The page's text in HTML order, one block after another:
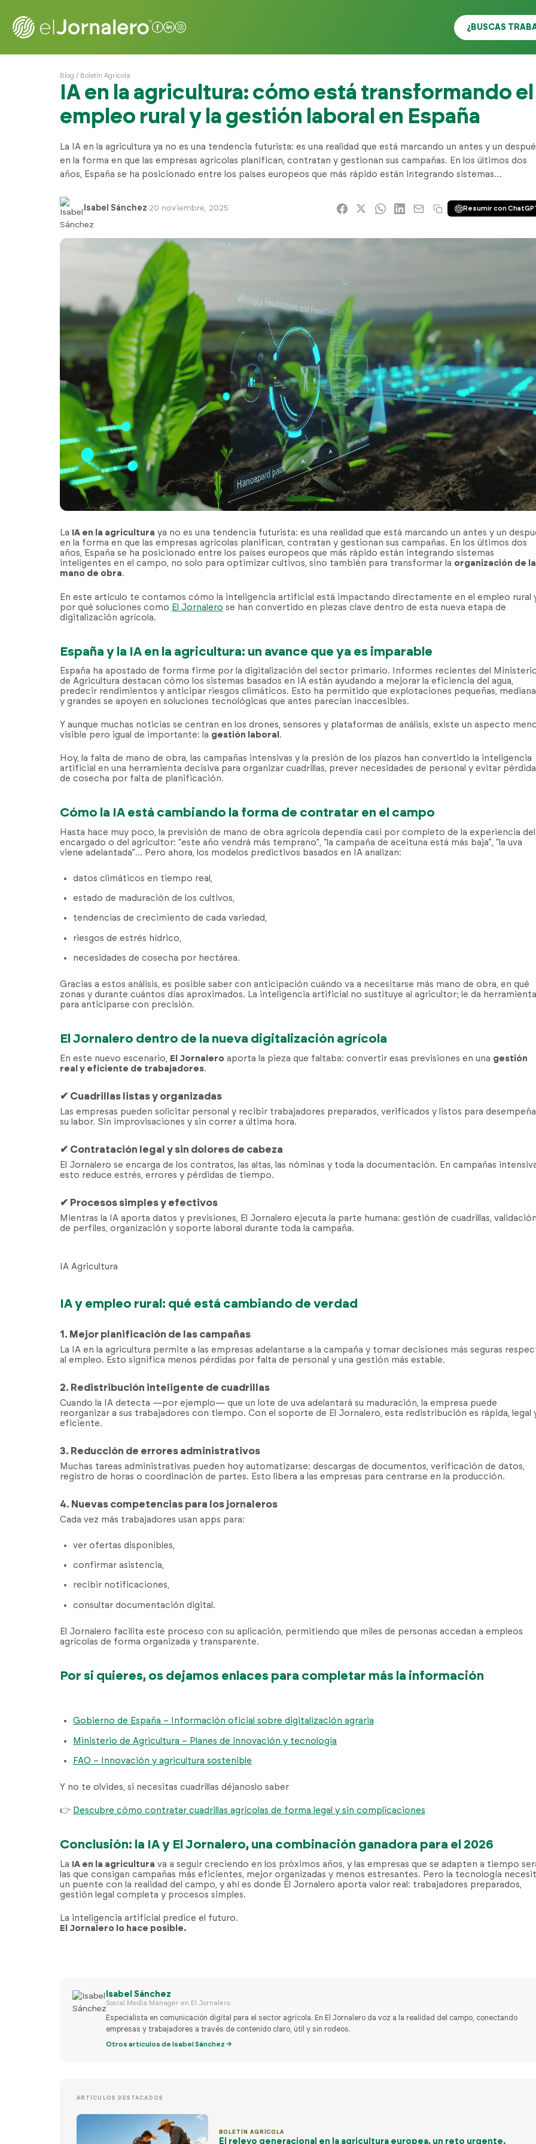
¿BUSCAS
Blog / Boletín Agrícola
IA en la agricultura: cómo está transformando el
empleo rural y la gestión laboral en España
La IA en la agricultura ya no es una tendencia futurista: es una realidad que está marcando un antes y un
en la forma en que las empresas agrícolas planifican, contratan y gestionan sus campañas. En los últimos dos
años, España se ha posicionado entre los países europeos que más rápido están integrando sistemas…
Isabel Sánchez·20 noviembre, 2025 Resumir con
La IA en la agricultura ya no es una tendencia futurista: es una realidad que está marcando un antes y un
en la forma en que las empresas agrícolas planifican, contratan y gestionan sus campañas. En los últimos dos
años, España se ha posicionado entre los países europeos que más rápido están integrando sistemas
inteligentes en el campo, no solo para optimizar cultivos, sino también para transformar la organización de la
mano de obra.
En este artículo te contamos cómo la inteligencia artificial está impactando directamente en el empleo rural
por qué soluciones como El Jornalero se han convertido en piezas clave dentro de esta nueva etapa de
digitalización agrícola.
España y la IA en la agricultura: un avance que ya es imparable
España ha apostado de forma firme por la digitalización del sector primario. Informes recientes del
de Agricultura destacan cómo los sistemas basados en IA están ayudando a mejorar la eficiencia del agua,
predecir rendimientos y anticipar riesgos climáticos. Esto ha permitido que explotaciones pequeñas,
y grandes se apoyen en soluciones tecnológicas que antes parecían inaccesibles.
Y aunque muchas noticias se centran en los drones, sensores y plataformas de análisis, existe un aspecto
visible pero igual de importante: la gestión laboral .
Hoy, la falta de mano de obra, las campañas intensivas y la presión de los plazos han convertido la inteligencia
artificial en una herramienta decisiva para organizar cuadrillas, prever necesidades de personal y evitar
de cosecha por falta de planificación.
Cómo la IA está cambiando la forma de contratar en el campo
Hasta hace muy poco, la previsión de mano de obra agrícola dependía casi por completo de la experiencia del
encargado o del agricultor: “este año vendrá más temprano”, “la campaña de aceituna está más baja”, “la uva
viene adelantada”… Pero ahora, los modelos predictivos basados en IA analizan:
datos climáticos en tiempo real,
estado de maduración de los cultivos,
tendencias de crecimiento de cada variedad,
riesgos de estrés hídrico,
necesidades de cosecha por hectárea.
Gracias a estos análisis, es posible saber con anticipación cuándo va a necesitarse más mano de obra, en qué
zonas y durante cuántos días aproximados. La inteligencia artificial no sustituye al agricultor; le da
para anticiparse con precisión.
El Jornalero dentro de la nueva digitalización agrícola
En este nuevo escenario, El Jornalero aporta la pieza que faltaba: convertir esas previsiones en una gestión
real y eficiente de trabajadores.
✔ Cuadrillas listas y organizadas
Las empresas pueden solicitar personal y recibir trabajadores preparados, verificados y listos para
su labor. Sin improvisaciones y sin correr a última hora.
✔ Contratación legal y sin dolores de cabeza
El Jornalero se encarga de los contratos, las altas, las nóminas y toda la documentación. En campañas
esto reduce estrés, errores y pérdidas de tiempo.
✔ Procesos simples y efectivos
Mientras la IA aporta datos y previsiones, El Jornalero ejecuta la parte humana: gestión de cuadrillas,
de perfiles, organización y soporte laboral durante toda la campaña.
IA Agricultura
IA y empleo rural: qué está cambiando de verdad
1. Mejor planificación de las campañas
La IA en la agricultura permite a las empresas adelantarse a la campaña y tomar decisiones más seguras
al empleo. Esto significa menos pérdidas por falta de personal y una gestión más estable.
2. Redistribución inteligente de cuadrillas
Cuando la IA detecta —por ejemplo— que un lote de uva adelantará su maduración, la empresa puede
reorganizar a sus trabajadores con tiempo. Con el soporte de El Jornalero, esta redistribución es rápida, legal
eficiente.
3. Reducción de errores administrativos
Muchas tareas administrativas pueden hoy automatizarse: descargas de documentos, verificación de datos,
registro de horas o coordinación de partes. Esto libera a las empresas para centrarse en la producción.
4. Nuevas competencias para los jornaleros
Cada vez más trabajadores usan apps para:
ver ofertas disponibles,
confirmar asistencia,
recibir notificaciones,
consultar documentación digital.
El Jornalero facilita este proceso con su aplicación, permitiendo que miles de personas accedan a empleos
agrícolas de forma organizada y transparente.
Por si quieres, os dejamos enlaces para completar más la información
Gobierno de España – Información oficial sobre digitalización agraria
Ministerio de Agricultura – Planes de innovación y tecnología
FAO – Innovación y agricultura sostenible
Y no te olvides, si necesitas cuadrillas déjanoslo saber
👉 Descubre cómo contratar cuadrillas agrícolas de forma legal y sin complicaciones
Conclusión: la IA y El Jornalero, una combinación ganadora para el 2026
La IA en la agricultura va a seguir creciendo en los próximos años, y las empresas que se adapten a tiempo
las que consigan campañas más eficientes, mejor organizadas y menos estresantes. Pero la tecnología
un puente con la realidad del campo, y ahí es donde El Jornalero aporta valor real: trabajadores preparados,
gestión legal completa y procesos simples.
La inteligencia artificial predice el futuro.
El Jornalero lo hace posible.
Isabel Sánchez
Social Media Manager en El Jornalero
Especialista en comunicación digital para el sector agrícola. En El Jornalero da voz a la realidad del campo, conectando
empresas y trabajadores a través de contenido claro, útil y sin rodeos.
Otros artículos de Isabel Sánchez →
ARTÍCULOS DESTACADOS
BOLETÍN AGRÍCOLA
El relevo generacional en la agricultura europea, un reto urgente.